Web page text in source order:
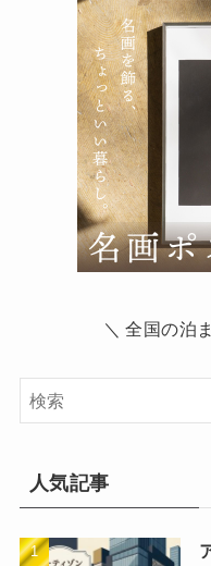
＼ 全国の泊
人気記事